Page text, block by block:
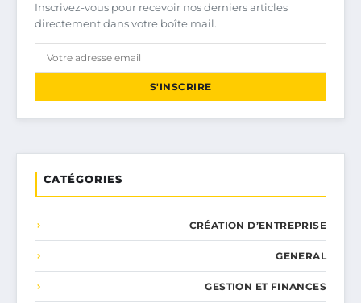
Inscrivez-vous pour recevoir nos derniers articles
directement dans votre boîte mail.
S'INSCRIRE
CATÉGORIES
CRÉATION D’ENTREPRISE
GENERAL
GESTION ET FINANCES